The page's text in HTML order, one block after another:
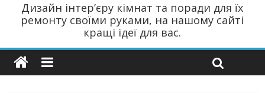
Дизайн інтер’єру кімнат та поради для їх
ремонту своїми руками, на нашому сайті
кращі ідеї для вас.